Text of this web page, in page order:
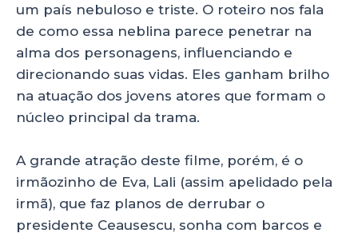
um país nebuloso e triste. O roteiro nos fala
de como essa neblina parece penetrar na
alma dos personagens, influenciando e
direcionando suas vidas. Eles ganham brilho
na atuação dos jovens atores que formam o
núcleo principal da trama.
A grande atração deste filme, porém, é o
irmãozinho de Eva, Lali (assim apelidado pela
irmã), que faz planos de derrubar o
presidente Ceausescu, sonha com barcos e